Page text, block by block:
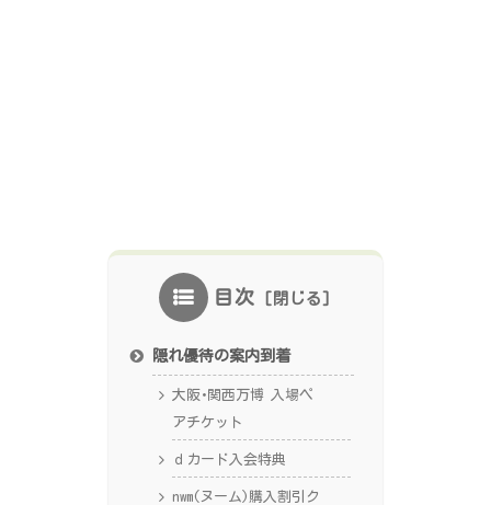
目次
隠れ優待の案内到着
大阪･関西万博 入場ペ
アチケット
ｄカード入会特典
nwm(ヌーム)購入割引ク